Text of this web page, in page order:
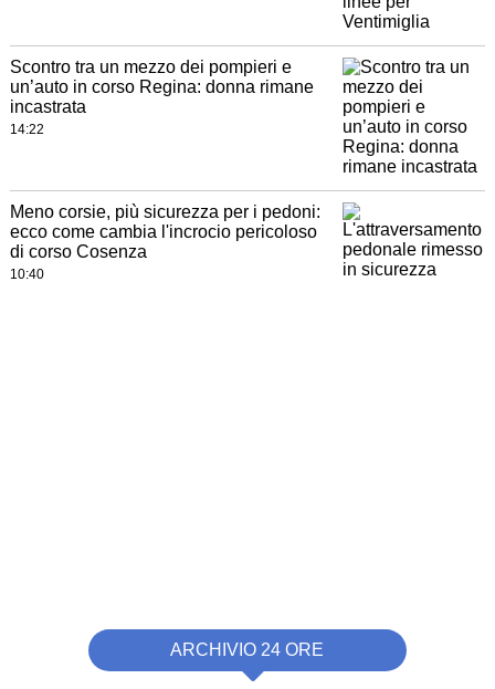
Scontro tra un mezzo dei pompieri e
un’auto in corso Regina: donna rimane
incastrata
14:22
Meno corsie, più sicurezza per i pedoni:
ecco come cambia l'incrocio pericoloso
di corso Cosenza
10:40
ARCHIVIO 24 ORE